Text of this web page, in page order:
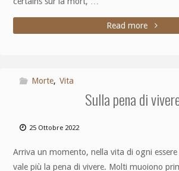
Read more
Morte, Vita
Sulla pena di
25 Ottobre 2022
Arriva un momento, nella vita di ogni
vale più la pena di vivere. Molti muoiono